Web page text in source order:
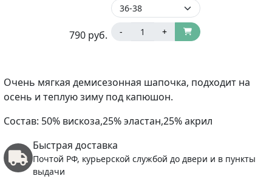
790 руб. - +
Очень мягкая демисезонная шапочка, подходит на
осень и теплую зиму под капюшон.
Состав: 50% вискоза,25% эластан,25% акрил
Быстрая доставка
Почтой РФ, курьерской службой до двери и в пункты
выдачи